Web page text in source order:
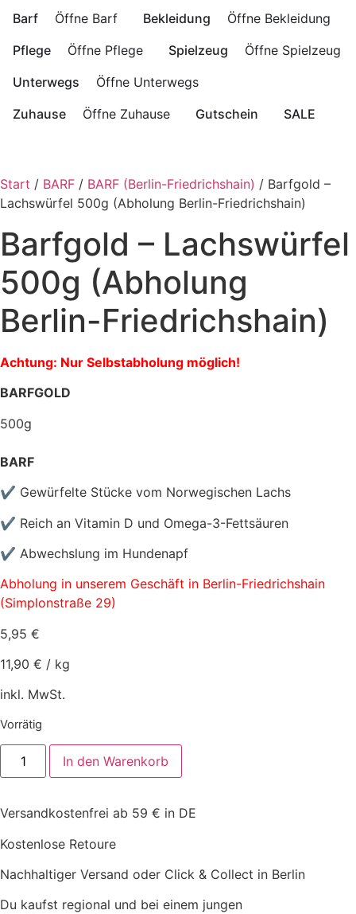
Barf
Öffne Barf Bekleidung
Öffne Bekleidung
Pflege
Öffne Pflege Spielzeug
Öffne Spielzeug
Unterwegs
Öffne Unterwegs
Zuhause
Öffne Zuhause Gutschein SALE
Start / BARF / BARF (Berlin-Friedrichshain) / Barfgold –
Lachswürfel 500g (Abholung Berlin-Friedrichshain)
Barfgold – Lachswürfel
500g (Abholung
Berlin-Friedrichshain)
Achtung: Nur Selbstabholung möglich!
BARFGOLD
500g
BARF
✔ Gewürfelte Stücke vom Norwegischen Lachs
✔ Reich an Vitamin D und Omega-3-Fettsäuren
✔ Abwechslung im Hundenapf
Abholung in unserem Geschäft in Berlin-Friedrichshain
(Simplonstraße 29)
5,95 €
11,90 € / kg
inkl. MwSt.
Vorrätig
Barfgold
Lachswürfel
Berlin-
Menge
In den Warenkorb
Versandkostenfrei ab 59 € in DE
Kostenlose Retoure
Nachhaltiger Versand oder Click & Collect in Berlin
Du kaufst regional und bei einem jungen